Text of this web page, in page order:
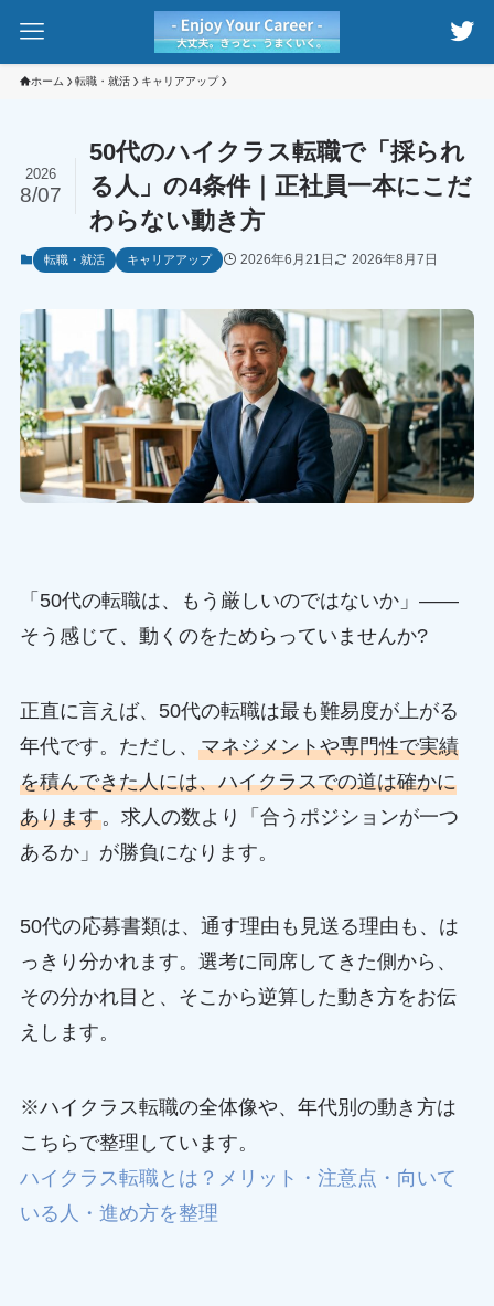
ホーム 転職・就活 キャリアアップ
50代のハイクラス転職で「採られ
る人」の4条件｜正社員一本にこだ
わらない動き方
2026
8/07
転職・就活 キャリアアップ 2026年6月21日 2026年8月7日
「50代の転職は、もう厳しいのではないか」——
そう感じて、動くのをためらっていませんか?
正直に言えば、50代の転職は最も難易度が上がる
年代です。ただし、 マネジメントや専門性で実績
を積んできた人には、ハイクラスでの道は確かに
あります。求人の数より「合うポジションが一つ
あるか」が勝負になります。
50代の応募書類は、通す理由も見送る理由も、は
っきり分かれます。選考に同席してきた側から、
その分かれ目と、そこから逆算した動き方をお伝
えします。
※ハイクラス転職の全体像や、年代別の動き方は
こちらで整理しています。
ハイクラス転職とは？メリット・注意点・向いて
いる人・進め方を整理